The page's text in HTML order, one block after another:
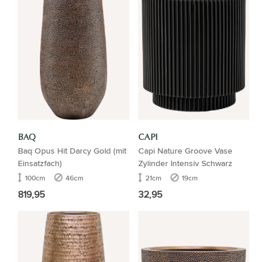
BAQ
Baq Opus Hit Darcy Gold (mit
Einsatzfach)
100cm 46cm
819,95
CAPI
Capi Nature Groove Vase
Zylinder Intensiv Schwarz
21cm 19cm
32,95